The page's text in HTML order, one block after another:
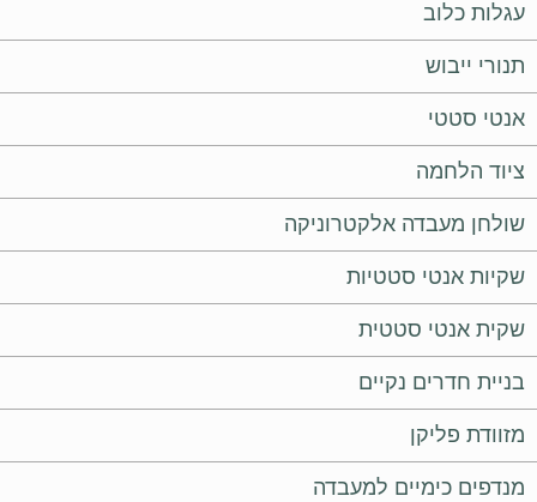
עגלות כלוב
תנורי ייבוש
אנטי סטטי
ציוד הלחמה
שולחן מעבדה אלקטרוניקה
שקיות אנטי סטטיות
שקית אנטי סטטית
בניית חדרים נקיים
מזוודת פליקן
מנדפים כימיים למעבדה